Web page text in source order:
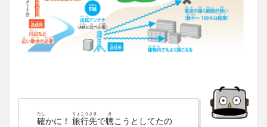
確
たし
かに！ 旅
りょ
行
こう
先
さき
で聴
き
こうとしてたの